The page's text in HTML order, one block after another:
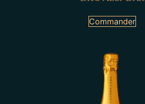
Commander